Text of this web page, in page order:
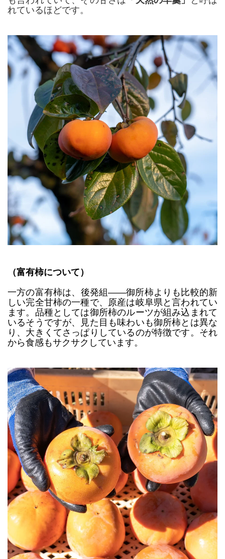
れているほどです。
（富有柿について）
一方の富有柿は、後発組――御所柿よりも比較的新
しい完全甘柿の一種で、原産は岐阜県と言われてい
ます。品種としては御所柿のルーツが組み込まれて
いるそうですが、見た目も味わいも御所柿とは異な
り、大きくてさっぱりしているのが特徴です。それ
から食感もサクサクしています。